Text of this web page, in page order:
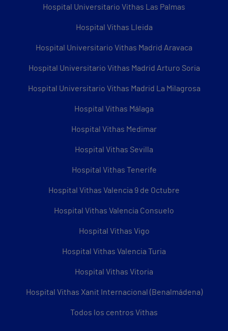
Hospital Universitario Vithas Las Palmas
Hospital Vithas Lleida
Hospital Universitario Vithas Madrid Aravaca
Hospital Universitario Vithas Madrid Arturo Soria
Hospital Universitario Vithas Madrid La Milagrosa
Hospital Vithas Málaga
Hospital Vithas Medimar
Hospital Vithas Sevilla
Hospital Vithas Tenerife
Hospital Vithas Valencia 9 de Octubre
Hospital Vithas Valencia Consuelo
Hospital Vithas Vigo
Hospital Vithas Valencia Turia
Hospital Vithas Vitoria
Hospital Vithas Xanit Internacional (Benalmádena)
Todos los centros Vithas